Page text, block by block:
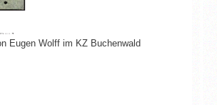
Eugen Wolff im KZ Buchenwald